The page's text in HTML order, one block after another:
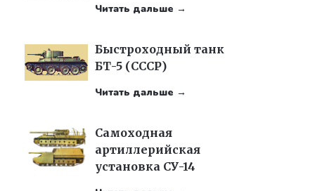
Читать дальше →
Быстроходный танк
БТ-5 (СССР)
Читать дальше →
Самоходная
артиллерийская
установка СУ-14